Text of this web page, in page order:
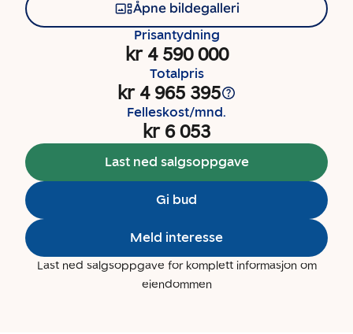
Åpne bildegalleri
Prisantydning
kr 4 590 000
Totalpris
kr 4 965 395
Felleskost/mnd.
kr 6 053
Last ned salgsoppgave
Gi bud
Meld interesse
Last ned salgsoppgave for komplett informasjon om
eiendommen